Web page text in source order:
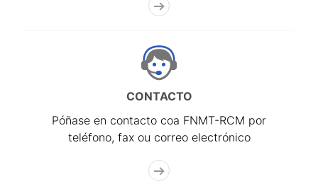
CONTACTO
Póñase en contacto coa FNMT-RCM por
teléfono, fax ou correo electrónico